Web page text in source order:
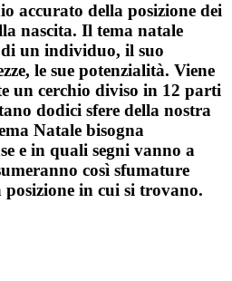
accurato della posizione dei
nascita. Il tema natale
un individuo, il suo
le sue potenzialità. Viene
un cerchio diviso in 12 parti
dodici sfere della nostra
Natale bisogna
e in quali segni vanno a
così sfumature
posizione in cui si trovano.